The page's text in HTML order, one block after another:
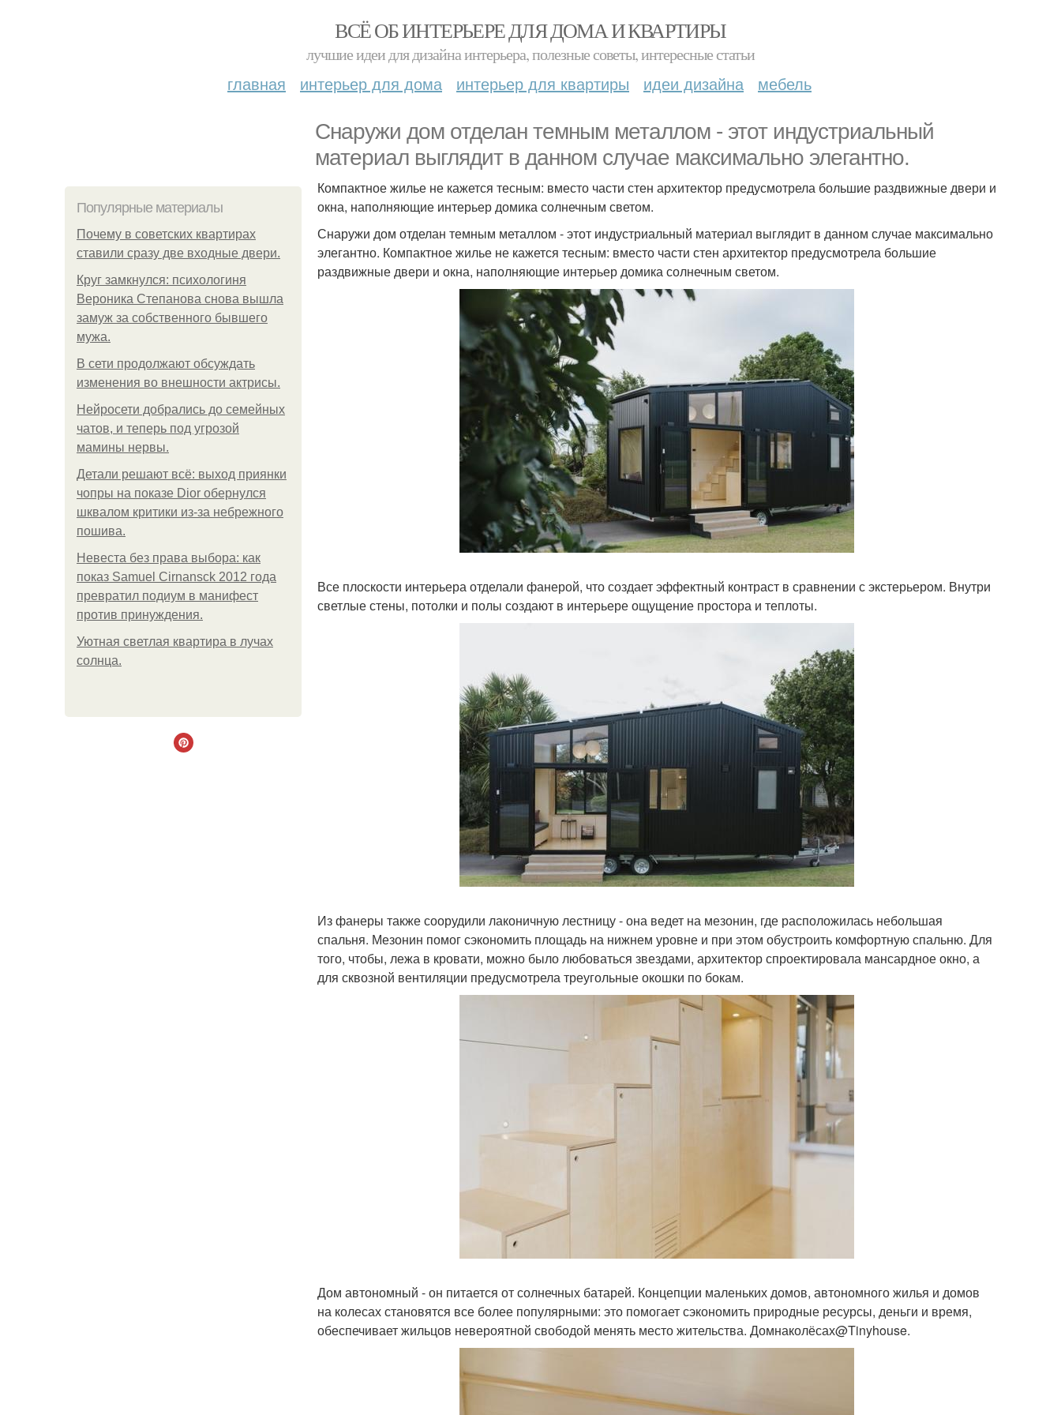
ВСЁ ОБ ИНТЕРЬЕРЕ ДЛЯ ДОМА И КВАРТИРЫ
лучшие идеи для дизайна интерьера, полезные советы, интересные статьи
главная интерьер для дома интерьер для квартиры идеи дизайна мебель
Снаружи дом отделан темным металлом - этот индустриальный
материал выглядит в данном случае максимально элегантно.
Популярные материалы
Почему в советских квартирах
ставили сразу две входные двери.
Круг замкнулся: психологиня
Вероника Степанова снова вышла
замуж за собственного бывшего
мужа.
В сети продолжают обсуждать
изменения во внешности актрисы.
Нейросети добрались до семейных
чатов, и теперь под угрозой
мамины нервы.
Детали решают всё: выход приянки
чопры на показе Dior обернулся
шквалом критики из-за небрежного
пошива.
Невеста без права выбора: как
показ Samuel Cirnansck 2012 года
превратил подиум в манифест
против принуждения.
Уютная светлая квартира в лучах
солнца.
Компактное жилье не кажется тесным: вместо части стен архитектор предусмотрела большие раздвижные двери и
окна, наполняющие интерьер домика солнечным светом.
Снаружи дом отделан темным металлом - этот индустриальный материал выглядит в данном случае максимально
элегантно. Компактное жилье не кажется тесным: вместо части стен архитектор предусмотрела большие
раздвижные двери и окна, наполняющие интерьер домика солнечным светом.
Все плоскости интерьера отделали фанерой, что создает эффектный контраст в сравнении с экстерьером. Внутри
светлые стены, потолки и полы создают в интерьере ощущение простора и теплоты.
Из фанеры также соорудили лаконичную лестницу - она ведет на мезонин, где расположилась небольшая
спальня. Мезонин помог сэкономить площадь на нижнем уровне и при этом обустроить комфортную спальню. Для
того, чтобы, лежа в кровати, можно было любоваться звездами, архитектор спроектировала мансардное окно, а
для сквозной вентиляции предусмотрела треугольные окошки по бокам.
Дом автономный - он питается от солнечных батарей. Концепции маленьких домов, автономного жилья и домов
на колесах становятся все более популярными: это помогает сэкономить природные ресурсы, деньги и время,
обеспечивает жильцов невероятной свободой менять место жительства. Домнаколёсах@Tinyhouse.